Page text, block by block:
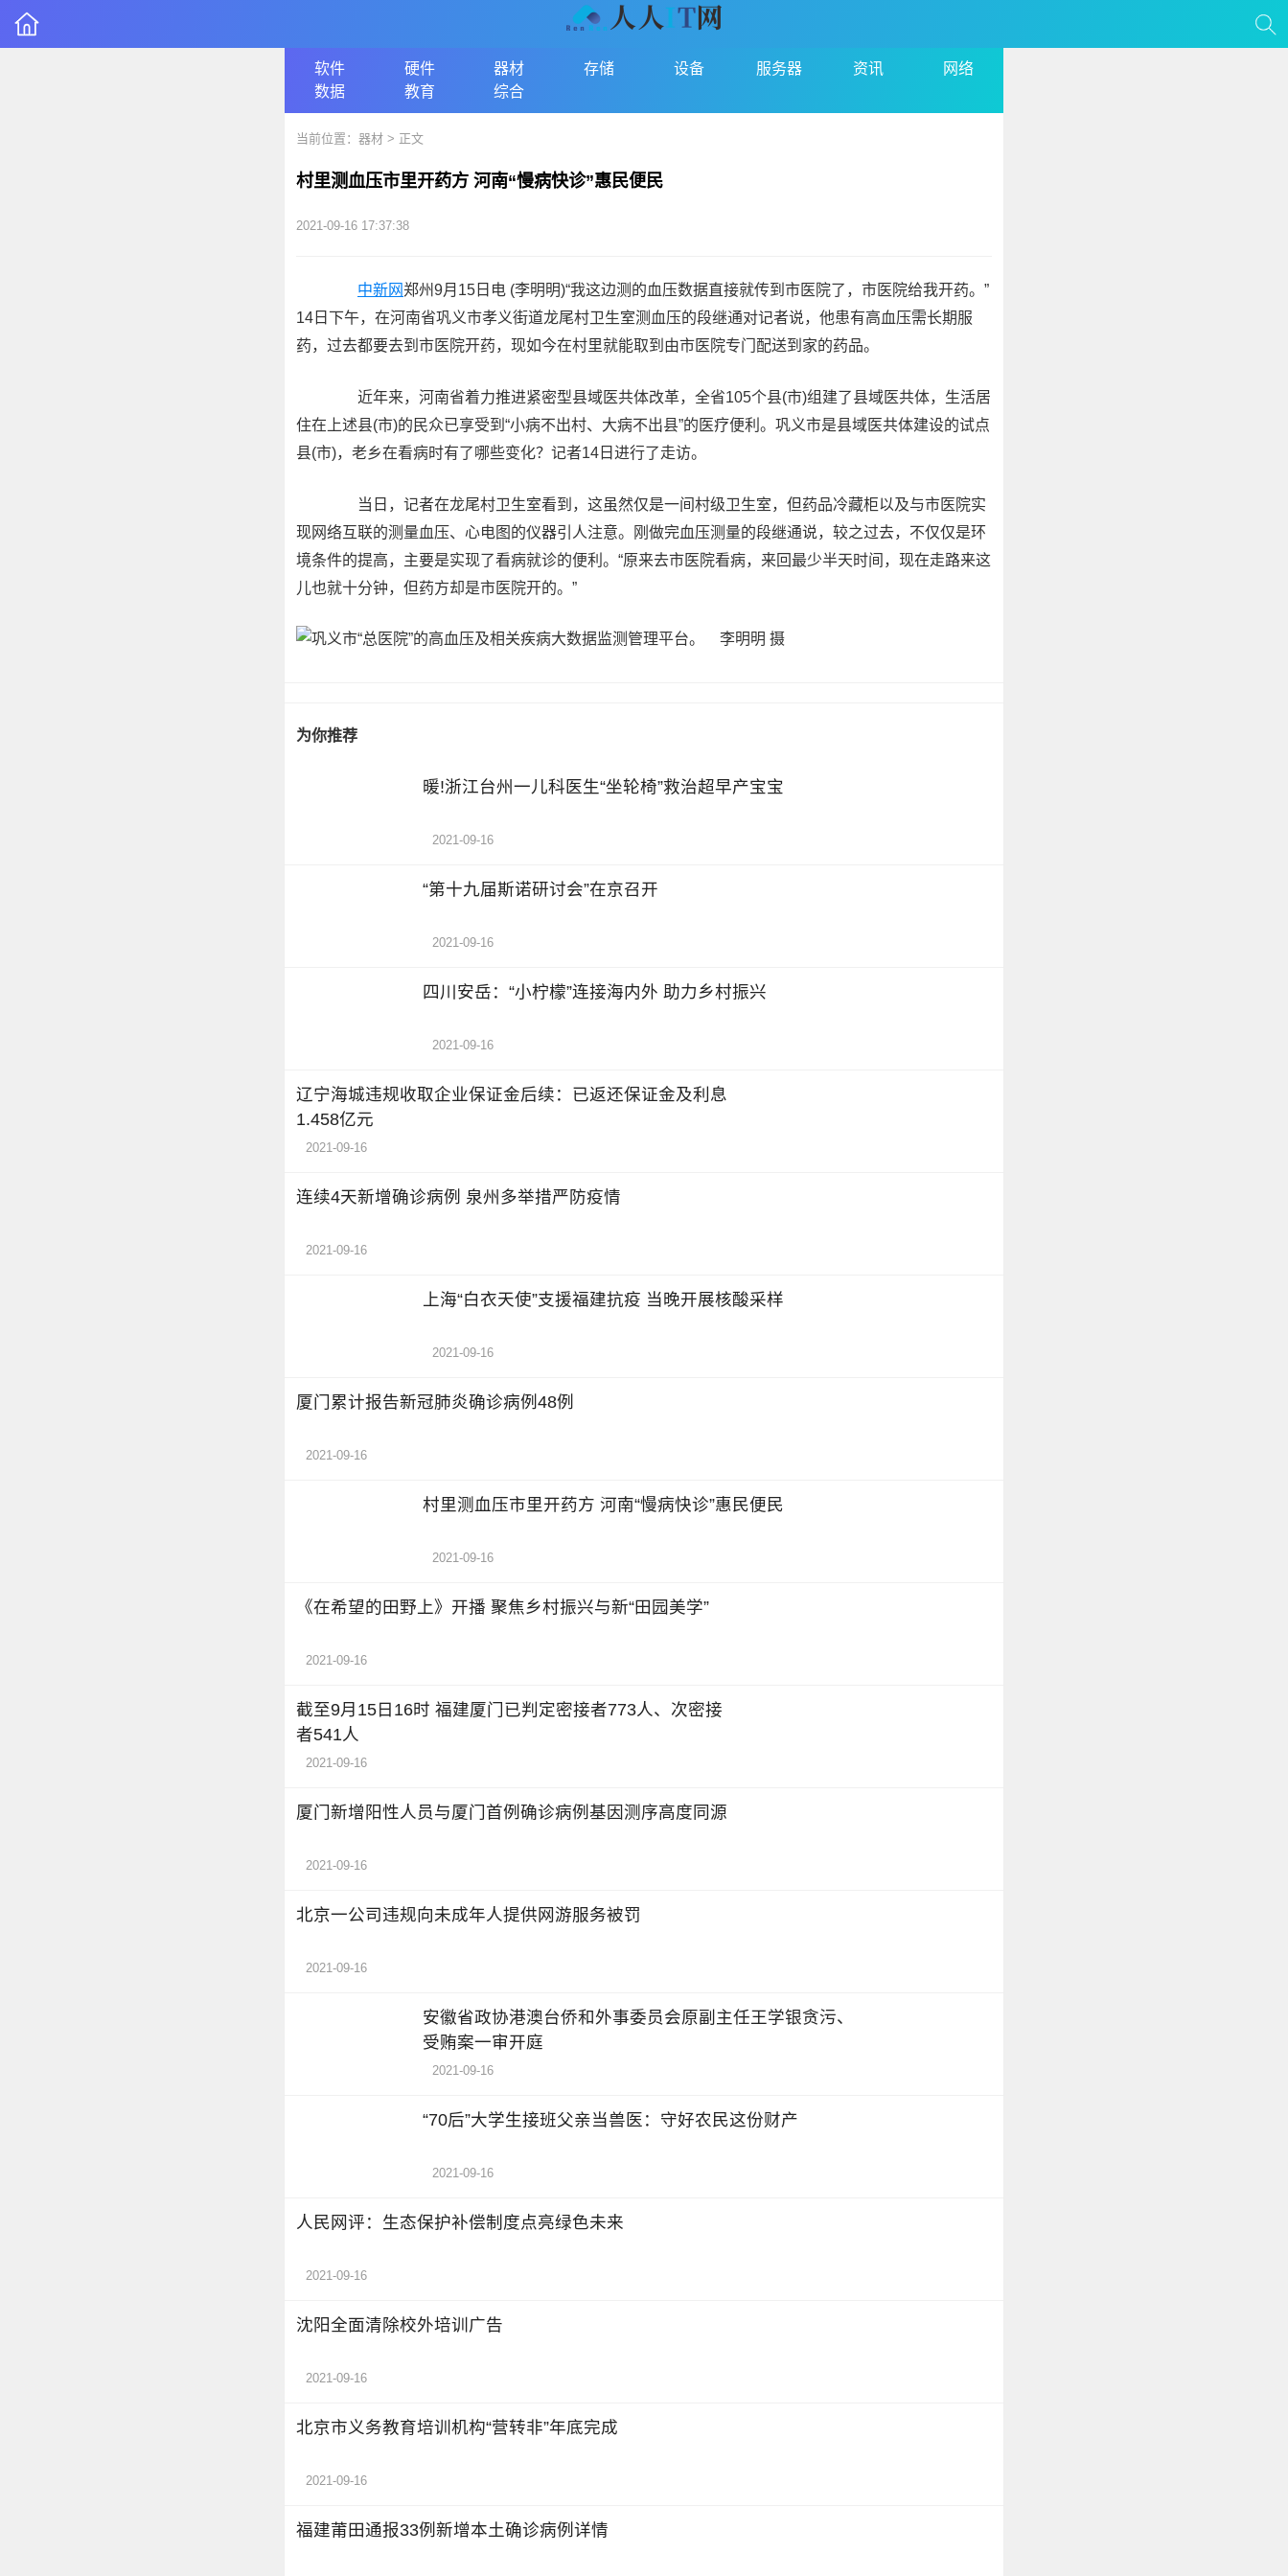
软件 硬件 器材 存储 设备 服务器 资讯
网络
数据
教育 综合
当前位置： 器材 > 正文
村里测血压市里开药方 河南“慢病快诊”惠民便民
2021-09-16 17:37:38
中新网郑州9月15日电 (李明明)“我这边测的血压数据直接就传到市医院了，市医院给我开药。”
14日下午，在河南省巩义市孝义街道龙尾村卫生室测血压的段继通对记者说，他患有高血压需长期服
药，过去都要去到市医院开药，现如今在村里就能取到由市医院专门配送到家的药品。
近年来，河南省着力推进紧密型县域医共体改革，全省105个县(市)组建了县域医共体，生活居
住在上述县(市)的民众已享受到“小病不出村、大病不出县”的医疗便利。巩义市是县域医共体建设的试点
县(市)，老乡在看病时有了哪些变化？记者14日进行了走访。
当日，记者在龙尾村卫生室看到，这虽然仅是一间村级卫生室，但药品冷藏柜以及与市医院实
现网络互联的测量血压、心电图的仪器引人注意。刚做完血压测量的段继通说，较之过去，不仅仅是环
境条件的提高，主要是实现了看病就诊的便利。“原来去市医院看病，来回最少半天时间，现在走路来这
儿也就十分钟，但药方却是市医院开的。”
为你推荐
暖!浙江台州一儿科医生“坐轮椅”救治超早产宝宝
2021-09-16
“第十九届斯诺研讨会”在京召开
2021-09-16
四川安岳：“小柠檬”连接海内外 助力乡村振兴
2021-09-16
辽宁海城违规收取企业保证金后续：已返还保证金及利息
1.458亿元
2021-09-16
连续4天新增确诊病例 泉州多举措严防疫情
2021-09-16
上海“白衣天使”支援福建抗疫 当晚开展核酸采样
2021-09-16
厦门累计报告新冠肺炎确诊病例48例
2021-09-16
村里测血压市里开药方 河南“慢病快诊”惠民便民
2021-09-16
《在希望的田野上》开播 聚焦乡村振兴与新“田园美学”
2021-09-16
截至9月15日16时 福建厦门已判定密接者773人、次密接
者541人
2021-09-16
厦门新增阳性人员与厦门首例确诊病例基因测序高度同源
2021-09-16
北京一公司违规向未成年人提供网游服务被罚
2021-09-16
安徽省政协港澳台侨和外事委员会原副主任王学银贪污、
受贿案一审开庭
2021-09-16
“70后”大学生接班父亲当兽医：守好农民这份财产
2021-09-16
人民网评：生态保护补偿制度点亮绿色未来
2021-09-16
沈阳全面清除校外培训广告
2021-09-16
北京市义务教育培训机构“营转非”年底完成
2021-09-16
福建莆田通报33例新增本土确诊病例详情